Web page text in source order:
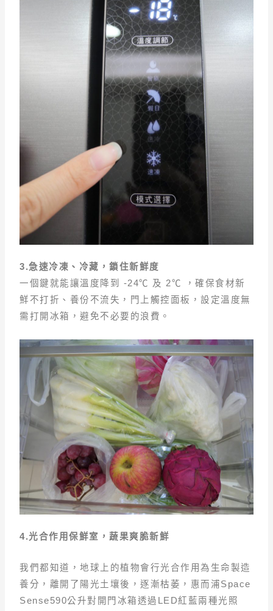
3.急速冷凍、冷藏，鎖住新鮮度
一個鍵就能讓溫度降到 -24℃ 及 2℃ ，確保食材新
鮮不打折、養份不流失，門上觸控面板，設定溫度無
需打開冰箱，避免不必要的浪費。
4.光合作用保鮮室，蔬果爽脆新鮮
我們都知道，地球上的植物會行光合作用為生命製造
養分，離開了陽光土壤後，逐漸枯萎，惠而浦Space
Sense590公升對開門冰箱透過LED紅藍兩種光照